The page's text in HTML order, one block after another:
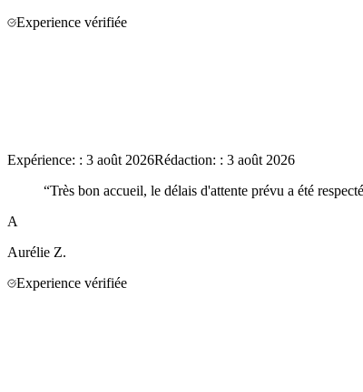
Experience vérifiée
Expérience: : 3 août 2026Rédaction: : 3 août 2026
“Très bon accueil, le délais d'attente prévu a été
A
Aurélie Z.
Experience vérifiée